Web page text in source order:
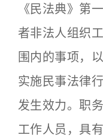
《民法典》第
者非法人组织
围内的事项，
实施民事法律
发生效力。职
工作人员，具